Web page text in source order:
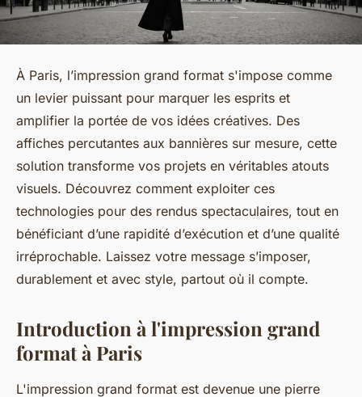
À Paris, l’impression grand format s'impose comme
un levier puissant pour marquer les esprits et
amplifier la portée de vos idées créatives. Des
affiches percutantes aux bannières sur mesure, cette
solution transforme vos projets en véritables atouts
visuels. Découvrez comment exploiter ces
technologies pour des rendus spectaculaires, tout en
bénéficiant d’une rapidité d’exécution et d’une qualité
irréprochable. Laissez votre message s’imposer,
durablement et avec style, partout où il compte.
Introduction à l'impression grand
format à Paris
L'impression grand format est devenue une pierre